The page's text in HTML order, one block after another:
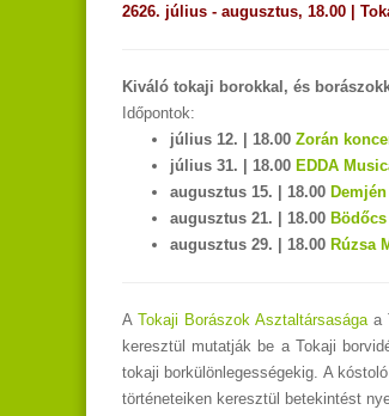
2626. július - augusztus, 18.00 |
Kiváló tokaji borokkal, és
Időpontok:
július 12. | 18.00 Zorán
július 31. | 18.00 EDDA
augusztus 15. | 18.00
augusztus 21. | 18.00
augusztus 29. | 18.00 Rúzsa
A Tokaji Borászok Asztaltársaságaa
keresztül mutatják be a Tokaji
tokaji borkülönlegességekig. A
történeteiken keresztül betekintést